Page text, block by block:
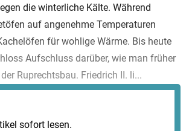
die winterliche Kälte. Während
auf angenehme Temperaturen
für wohlige Wärme. Bis heute
Aufschluss darüber, wie man früher
Ruprechtsbau. Friedrich II. li...
sofort lesen.